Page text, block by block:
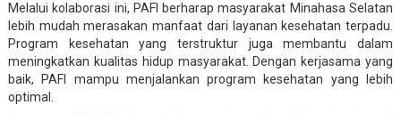
Melalui kolaborasi ini, PAFI berharap masyarakat Minahasa Selatan
lebih mudah merasakan manfaat dari layanan kesehatan terpadu.
Program kesehatan yang terstruktur juga membantu dalam
meningkatkan kualitas hidup masyarakat. Dengan kerjasama yang
baik, PAFI mampu menjalankan program kesehatan yang lebih
optimal.